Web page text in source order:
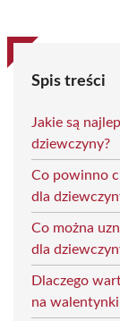
Spis treści
Jakie są
dziewczyny?
Co powinno
dla
Co można
dla
Dlaczego
na